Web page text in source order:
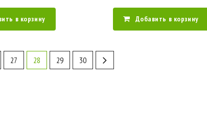
в корзину Добавить в корзину
27 28 29 30